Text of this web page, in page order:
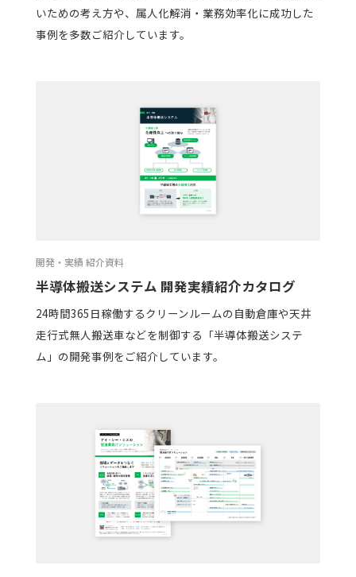
いための考え方や、属人化解消・業務効率化に成功した
事例を多数ご紹介しています。
開発・実績 紹介資料
半導体搬送システム 開発実績紹介カタログ
24時間365日稼働するクリーンルームの自動倉庫や天井
走行式無人搬送車などを制御する「半導体搬送システ
ム」の開発事例をご紹介しています。